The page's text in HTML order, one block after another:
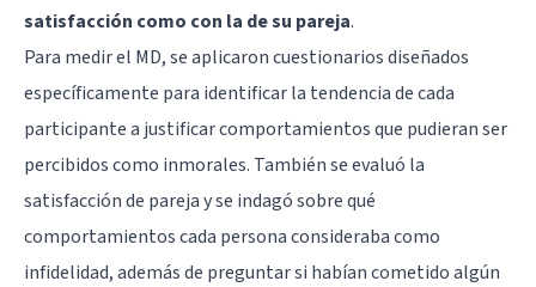
satisfacción como con la de su pareja.
Para medir el MD, se aplicaron cuestionarios diseñados
específicamente para identificar la tendencia de cada
participante a justificar comportamientos que pudieran ser
percibidos como inmorales. También se evaluó la
satisfacción de pareja y se indagó sobre qué
comportamientos cada persona consideraba como
infidelidad, además de preguntar si habían cometido algún